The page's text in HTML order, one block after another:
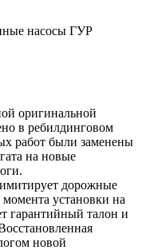
насосы ГУР
оригинальной
в ребилдинговом
работ были заменены
на новые
дорожные
момента установки на
гарантийный талон и
новой